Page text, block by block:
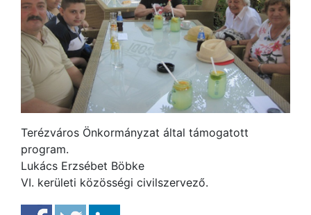
Terézváros Önkormányzat által támogatott
program.
Lukács Erzsébet Böbke
VI. kerületi közösségi civilszervező.